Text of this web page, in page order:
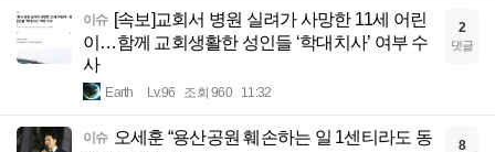
이슈 [속보]교회서 병원 실려가 사망한 11세 어린
이…함께 교회생활한 성인들 ‘학대치사’ 여부 수
사
Earth Lv.96 조회 960 11:32
2
댓글
이슈 오세훈 “용산공원 훼손하는 일 1센티라도 동
8